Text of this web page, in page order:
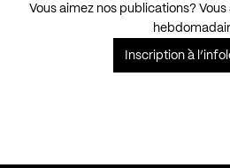
Vous aimez nos publications?
Inscription à